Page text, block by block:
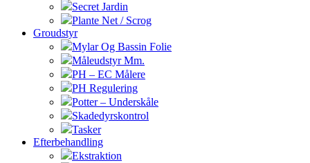
Secret Jardin
Plante Net / Scrog
Groudstyr
Mylar Og Bassin Folie
Måleudstyr Mm.
PH – EC Målere
PH Regulering
Potter – Underskåle
Skadedyrskontrol
Tasker
Efterbehandling
Ekstraktion